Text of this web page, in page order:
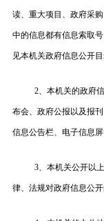
读、重大项目、政府采
中的信息都有信息索取
见本机关政府信息公开目
2、本机关的政府
布会、政府公报以及报
信息公告栏、电子信息屏
3、本机关公开以
律、法规对政府信息公